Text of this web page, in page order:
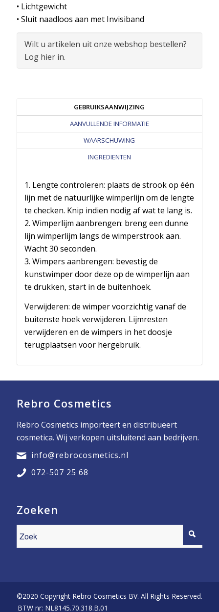
• Lichtgewicht
• Sluit naadloos aan met Invisiband
Wilt u artikelen uit onze webshop bestellen?
Log hier in.
GEBRUIKSAANWIJZING
AANVULLENDE INFORMATIE
WAARSCHUWING
INGREDIENTEN
1. Lengte controleren: plaats de strook op één
lijn met de natuurlijke wimperlijn om de lengte
te checken. Knip indien nodig af wat te lang is.
2. Wimperlijm aanbrengen: breng een dunne
lijn wimperlijm langs de wimperstrook aan.
Wacht 30 seconden.
3. Wimpers aanbrengen: bevestig de
kunstwimper door deze op de wimperlijn aan
te drukken, start in de buitenhoek.
Verwijderen: de wimper voorzichtig vanaf de
buitenste hoek verwijderen. Lijmresten
verwijderen en de wimpers in het doosje
terugplaatsen voor hergebruik.
Rebro Cosmetics
Rebro Cosmetics importeert en distribueert
cosmetica. Wij verkopen uitsluitend aan bedrijven.
info@rebrocosmetics.nl
072-507 25 68
Zoeken
©2020 Copyright Rebro Cosmetics BV. All Rights Reserved.
BTW nr: NL8145.70.318.B.01